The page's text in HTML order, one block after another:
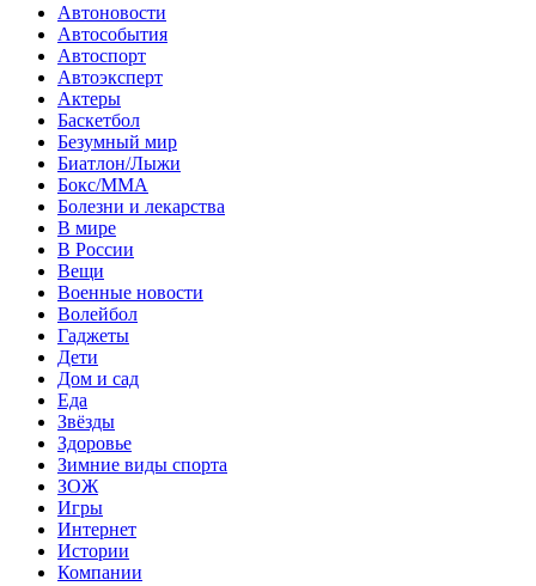
Автоновости
Автособытия
Автоспорт
Автоэксперт
Актеры
Баскетбол
Безумный мир
Биатлон/Лыжи
Бокс/MMA
Болезни и лекарства
В мире
В России
Вещи
Военные новости
Волейбол
Гаджеты
Дети
Дом и сад
Еда
Звёзды
Здоровье
Зимние виды спорта
ЗОЖ
Игры
Интернет
Истории
Компании